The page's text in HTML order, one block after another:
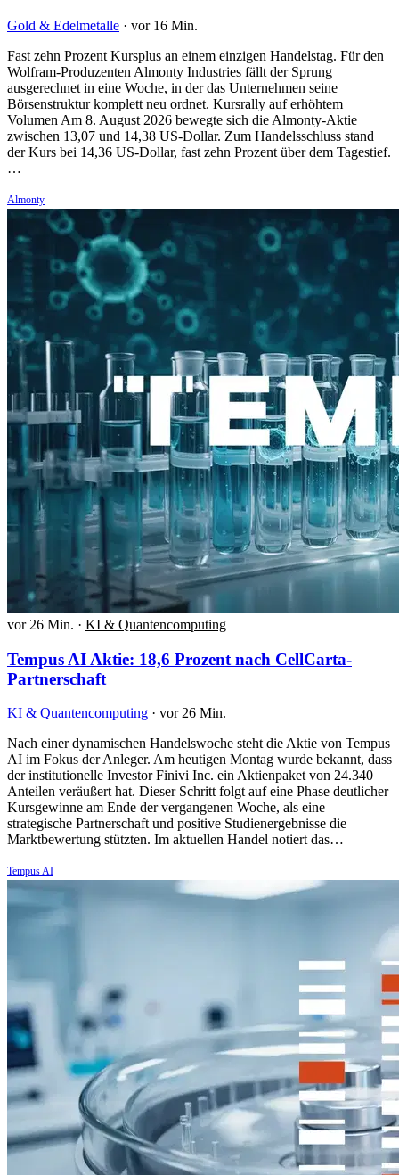
Gold & Edelmetalle · vor 16 Min.
Fast zehn Prozent Kursplus an einem einzigen Handelstag. Für den
Wolfram-Produzenten Almonty Industries fällt der Sprung
ausgerechnet in eine Woche, in der das Unternehmen seine
Börsenstruktur komplett neu ordnet. Kursrally auf erhöhtem
Volumen Am 8. August 2026 bewegte sich die Almonty-Aktie
zwischen 13,07 und 14,38 US-Dollar. Zum Handelsschluss stand
der Kurs bei 14,36 US-Dollar, fast zehn Prozent über dem Tagestief.
…
Almonty
vor 26 Min. · KI & Quantencomputing
Tempus AI Aktie: 18,6 Prozent nach CellCarta-
Partnerschaft
KI & Quantencomputing · vor 26 Min.
Nach einer dynamischen Handelswoche steht die Aktie von Tempus
AI im Fokus der Anleger. Am heutigen Montag wurde bekannt, dass
der institutionelle Investor Finivi Inc. ein Aktienpaket von 24.340
Anteilen veräußert hat. Dieser Schritt folgt auf eine Phase deutlicher
Kursgewinne am Ende der vergangenen Woche, als eine
strategische Partnerschaft und positive Studienergebnisse die
Marktbewertung stützten. Im aktuellen Handel notiert das…
Tempus AI